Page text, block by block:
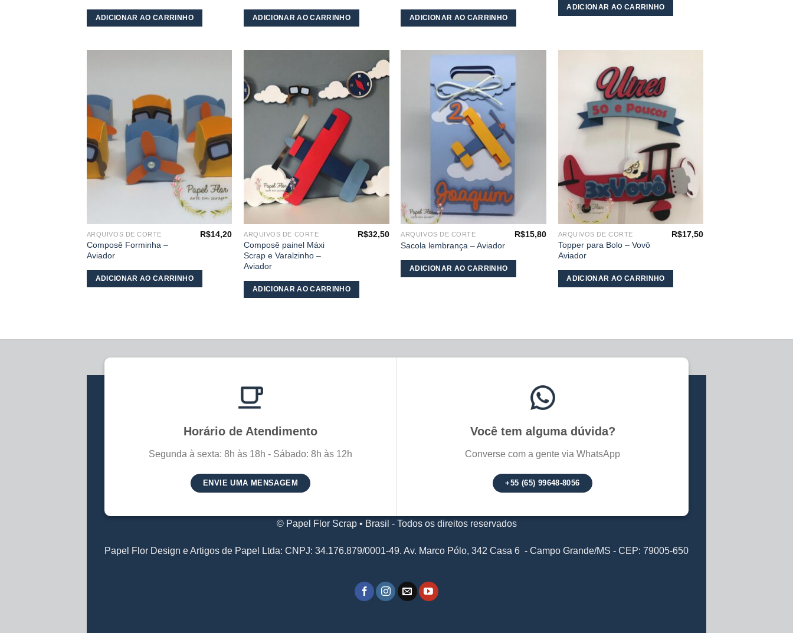
ADICIONAR AO CARRINHO ADICIONAR AO CARRINHO ADICIONAR AO CARRINHO
ADICIONAR AO CARRINHO
meus
desejos
ARQUIVOS DE CORTE
Composê Forminha –
Aviador
R$14,20
ADICIONAR AO CARRINHO
Adicionar
aos
meus
ARQUIVOS DE CORTE
Composê painel Máxi
Scrap e Varalzinho –
Aviador
R$32,50
ADICIONAR AO CARRINHO
Adicionar
ARQUIVOS DE CORTE
Sacola lembrança – Aviador
R$15,80
ADICIONAR AO CARRINHO
Adicionar
desejos
ARQUIVOS DE CORTE
Topper para Bolo – Vovô
Aviador
R$17,50
ADICIONAR AO CARRINHO
Horário de Atendimento
Segunda à sexta: 8h às 18h - Sábado: 8h às 12h
ENVIE UMA MENSAGEM
Você tem alguma dúvida?
Converse com a gente via WhatsApp
+55 (65) 99648-8056
© Papel Flor Scrap • Brasil - Todos os direitos reservados
Papel Flor Design e Artigos de Papel Ltda: CNPJ: 34.176.879/0001-49. Av. Marco Pólo, 342 Casa 6 - Campo Grande/MS - CEP: 79005-650